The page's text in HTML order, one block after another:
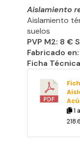
Aislamiento
Aislamiento
suelos
PVP M2: 8 €
Fabricado en:
Ficha Técnica
1